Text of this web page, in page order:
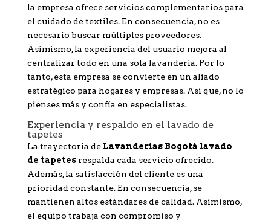
la empresa ofrece servicios complementarios para
el cuidado de textiles. En consecuencia, no es
necesario buscar múltiples proveedores.
Asimismo, la experiencia del usuario mejora al
centralizar todo en una sola lavandería. Por lo
tanto, esta empresa se convierte en un aliado
estratégico para hogares y empresas. Así que, no lo
pienses más y confía en especialistas.
Experiencia y respaldo en el lavado de
tapetes
La trayectoria de Lavanderías Bogotá lavado
de tapetesrespalda cada servicio ofrecido.
Además, la satisfacción del cliente es una
prioridad constante. En consecuencia, se
mantienen altos estándares de calidad. Asimismo,
el equipo trabaja con compromiso y